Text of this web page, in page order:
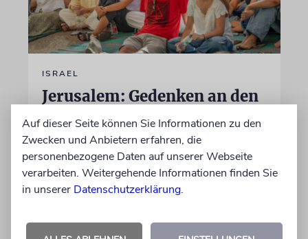
ISRAEL
Jerusalem: Gedenken an den
in Hamas-Gefangenschaft
ermordeten Hersh
Goldberg-Polin
Hunderte Menschen haben am Freitag der in
Gaza ermordeten Hamas-Geisel Hersh
Jahrzeit
Auf dieser Seite können Sie Informationen zu den
Zwecken und Anbietern erfahren, die
personenbezogene Daten auf unserer Webseite
verarbeiten. Weitergehende Informationen finden Sie
in unserer Datenschutzerklärung.